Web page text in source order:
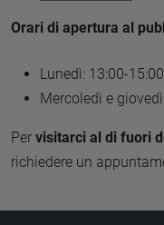
Orari di apertura al
Lunedì: 13:00-15:00
Mercoledì e
Per visitarci al di fuori
richiedere un